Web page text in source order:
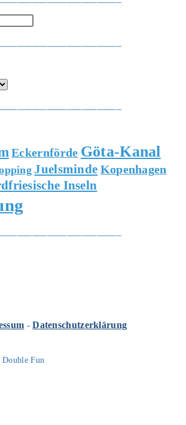
Eckernförde Göta-Kanal
Juelsminde Kopenhagen
Inseln
-Datenschutzerklärung
Fun